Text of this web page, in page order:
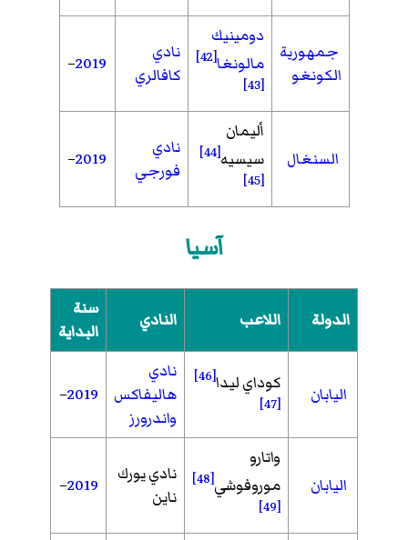
جمهورية
الكونغو
دومينيك
مالونغا[42]
[43]
نادي
كافالري
2019
–
السنغال
أليمان
سيسيه[44]
[45]
نادي
فورجي
2019
–
آسيا
الدولة اللاعب النادي
سنة
البداية
اليابان كوداي ليدا[46]
[47]
نادي
هاليفاكس
واندرورز
2019
–
اليابان
واتارو
موروفوشي[48]
[49]
نادي يورك
ناين
2019
–